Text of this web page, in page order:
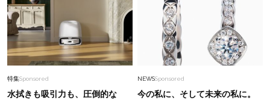
特集Sponsored
水拭きも吸引力も、圧倒的な
NEWSSponsored
今の私に、そして未来の私に。